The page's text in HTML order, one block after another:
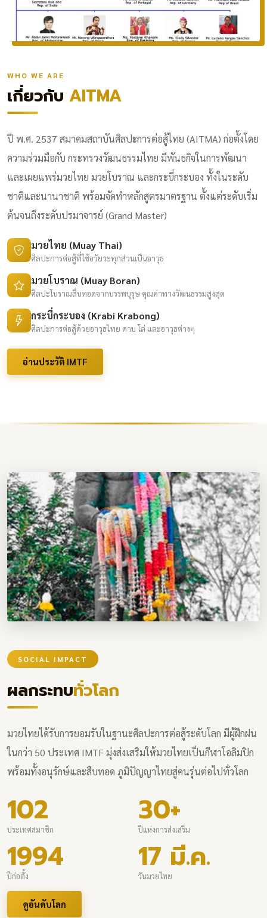
WHO WE ARE
เกี่ยวกับ AITMA
ปี พ.ศ. 2537 สมาคมสถาบันศิลปะการต่อสู้ไทย (AITMA) ก่อตั้งโดย
ความร่วมมือกับ กระทรวงวัฒนธรรมไทย มีพันธกิจในการพัฒนา
และเผยแพร่มวยไทย มวยโบราณ และกระบี่กระบอง ทั้งในระดับ
ชาติและนานาชาติ พร้อมจัดทำหลักสูตรมาตรฐาน ตั้งแต่ระดับเริ่ม
ต้นจนถึงระดับปรมาจารย์ (Grand Master)
มวยไทย (Muay Thai)
ศิลปะการต่อสู้ที่ใช้อวัยวะทุกส่วนเป็นอาวุธ
มวยโบราณ (Muay Boran)
ศิลปะโบราณสืบทอดจากบรรพบุรุษ คุณค่าทางวัฒนธรรมสูงสุด
กระบี่กระบอง (Krabi Krabong)
ศิลปะการต่อสู้ด้วยอาวุธไทย ดาบ โล่ และอาวุธต่างๆ
อ่านประวัติ IMTF
SOCIAL IMPACT
ผลกระทบทั่วโลก
มวยไทยได้รับการยอมรับในฐานะศิลปะการต่อสู้ระดับโลก มีผู้ฝึกฝน
ในกว่า 50 ประเทศ IMTF มุ่งส่งเสริมให้มวยไทยเป็นกีฬาโอลิมปิก
พร้อมทั้งอนุรักษ์และสืบทอด ภูมิปัญญาไทยสู่คนรุ่นต่อไปทั่วโลก
102
ประเทศสมาชิก
30+
ปีแห่งการส่งเสริม
1994
ปีก่อตั้ง
17 มี.ค.
วันมวยไทย
ดูอันดับโลก